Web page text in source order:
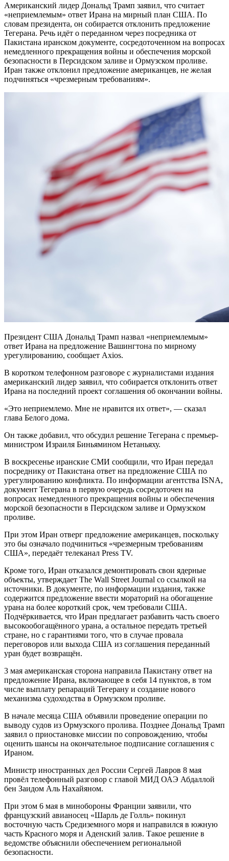
Американский лидер Дональд Трамп заявил, что считает
«неприемлемым» ответ Ирана на мирный план США. По
словам президента, он собирается отклонить предложение
Тегерана. Речь идёт о переданном через посредника от
Пакистана иранском документе, сосредоточенном на вопросах
немедленного прекращения войны и обеспечения морской
безопасности в Персидском заливе и Ормузском проливе.
Иран также отклонил предложение американцев, не желая
подчиняться «чрезмерным требованиям».
Президент США Дональд Трамп назвал «неприемлемым»
ответ Ирана на предложение Вашингтона по мирному
урегулированию, сообщает Axios.
В коротком телефонном разговоре с журналистами издания
американский лидер заявил, что собирается отклонить ответ
Ирана на последний проект соглашения об окончании войны.
«Это неприемлемо. Мне не нравится их ответ», — сказал
глава Белого дома.
Он также добавил, что обсудил решение Тегерана с премьер-
министром Израиля Биньямином Нетаньяху.
В воскресенье иранские СМИ сообщили, что Иран передал
посреднику от Пакистана ответ на предложение США по
урегулированию конфликта. По информации агентства ISNA,
документ Тегерана в первую очередь сосредоточен на
вопросах немедленного прекращения войны и обеспечения
морской безопасности в Персидском заливе и Ормузском
проливе.
При этом Иран отверг предложение американцев, поскольку
это бы означало подчиниться «чрезмерным требованиям
США», передаёт телеканал Press TV.
Кроме того, Иран отказался демонтировать свои ядерные
объекты, утверждает The Wall Street Journal со ссылкой на
источники. В документе, по информации издания, также
содержится предложение ввести мораторий на обогащение
урана на более короткий срок, чем требовали США.
Подчёркивается, что Иран предлагает разбавить часть своего
высокообогащённого урана, а остальное передать третьей
стране, но с гарантиями того, что в случае провала
переговоров или выхода США из соглашения переданный
уран будет возвращён.
3 мая американская сторона направила Пакистану ответ на
предложение Ирана, включающее в себя 14 пунктов, в том
числе выплату репараций Тегерану и создание нового
механизма судоходства в Ормузском проливе.
В начале месяца США объявили проведение операции по
выводу судов из Ормузского пролива. Позднее Дональд Трамп
заявил о приостановке миссии по сопровождению, чтобы
оценить шансы на окончательное подписание соглашения с
Ираном.
Министр иностранных дел России Сергей Лавров 8 мая
провёл телефонный разговор с главой МИД ОАЭ Абдаллой
бен Заидом Аль Нахайяном.
При этом 6 мая в минобороны Франции заявили, что
французский авианосец «Шарль де Голль» покинул
восточную часть Средиземного моря и направился в южную
часть Красного моря и Аденский залив. Такое решение в
ведомстве объяснили обеспечением региональной
безопасности.